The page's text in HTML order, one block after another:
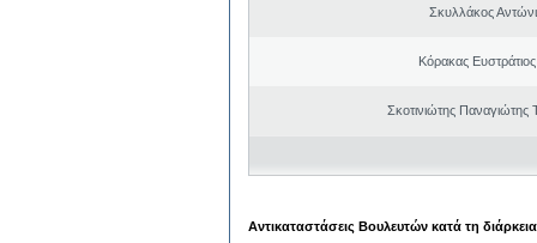
Σκυλλάκος
Κόρακας
Σκοτινιώτης Παναγιώτης
Αντικαταστάσεις Βουλευτών κατά τη